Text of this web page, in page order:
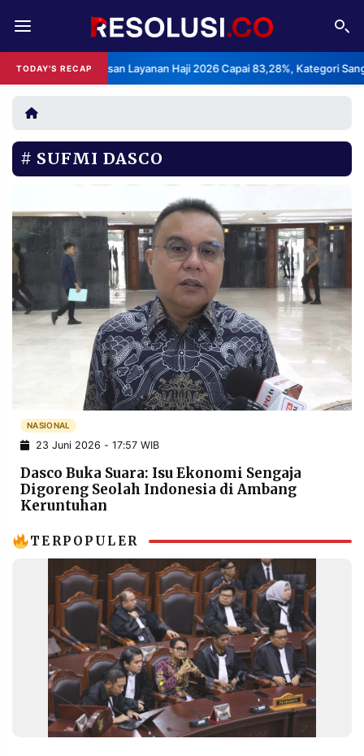
TODAY'S RECAP
Kepuasan Layanan Haji 2026 Capai 83,28%, Kategori Sangat
REDAKSI TENTANG
RESOLUSI IKLAN
RUBRIKASI
AKSARA
FINANSIA PERSONA
DAERAH NASIONAL
SPORT
BERITA
WARGA
INFORMASI
IKLAN
KIRIM
PENGADUAN TERM
SERVICE
IKUTI
RESOLUSI
MEDIA
SUFMI DASCO
NASIONAL
23 Juni 2026 - 17:57 WIB
Dasco Buka Suara: Isu Ekonomi Sengaja
Digoreng Seolah Indonesia di Ambang
Keruntuhan
TERPOPULER